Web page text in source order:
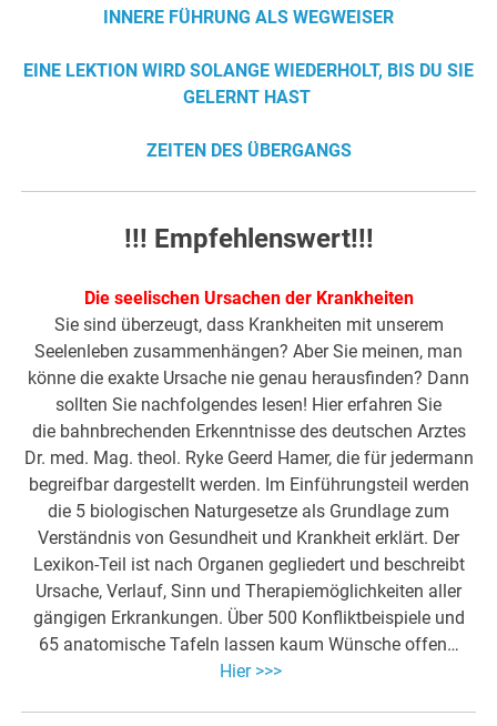
INNERE FÜHRUNG ALS WEGWEISER
EINE LEKTION WIRD SOLANGE WIEDERHOLT, BIS DU SIE
GELERNT HAST
ZEITEN DES ÜBERGANGS
!!! Empfehlenswert!!!
Die seelischen Ursachen der Krankheiten
Sie sind überzeugt, dass Krankheiten mit unserem
Seelenleben zusammenhängen? Aber Sie meinen, man
könne die exakte Ursache nie genau herausfinden? Dann
sollten Sie nachfolgendes lesen! Hier erfahren Sie
die bahnbrechenden Erkenntnisse des deutschen Arztes
Dr. med. Mag. theol. Ryke Geerd Hamer, die für jedermann
begreifbar dargestellt werden. Im Einführungsteil werden
die 5 biologischen Naturgesetze als Grundlage zum
Verständnis von Gesundheit und Krankheit erklärt. Der
Lexikon-Teil ist nach Organen gegliedert und beschreibt
Ursache, Verlauf, Sinn und Therapiemöglichkeiten aller
gängigen Erkrankungen. Über 500 Konfliktbeispiele und
65 anatomische Tafeln lassen kaum Wünsche offen…
Hier >>>